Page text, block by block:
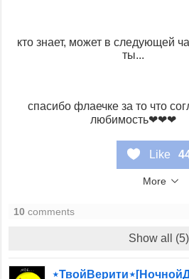
кто знает, может в следующей
ты...
спасибо флаечке за то что
любимость❤❤❤
Like
More
10 comments
Show all (5)